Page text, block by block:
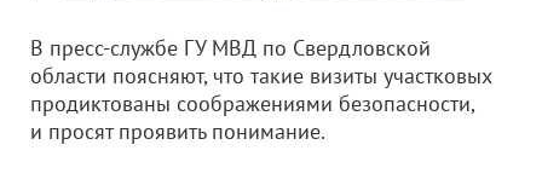
В пресс-службе ГУ МВД по Свердловской
области поясняют, что такие визиты участковых
продиктованы соображениями безопасности,
и просят проявить понимание.